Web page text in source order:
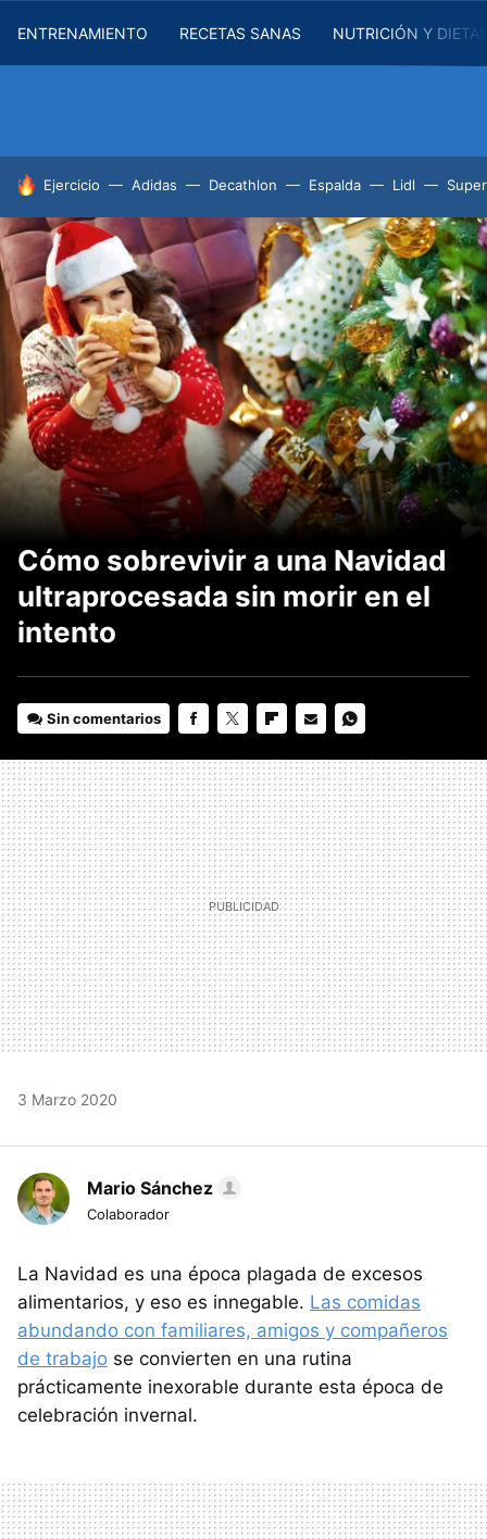
ENTRENAMIENTO RECETAS SANAS NUTRICIÓN Y
HOY SE HABLA DE
Ejercicio Adidas Decathlon Espalda Lidl
Cómo sobrevivir a una Navidad
ultraprocesada sin morir en el
intento
Sin comentarios
MAIL
3 Marzo 2020
Mario Sánchez
Colaborador
La Navidad es una época plagada de excesos
alimentarios, y eso es innegable. Las comidas
abundando con familiares, amigos y compañeros
de trabajo se convierten en una rutina
prácticamente inexorable durante esta época de
celebración invernal.